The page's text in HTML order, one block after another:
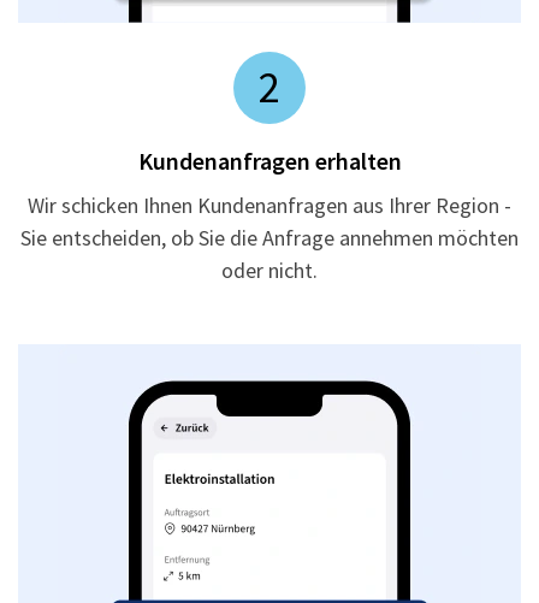
2
Kundenanfragen erhalten
Wir schicken Ihnen Kundenanfragen aus Ihrer Region -
Sie entscheiden, ob Sie die Anfrage annehmen möchten
oder nicht.